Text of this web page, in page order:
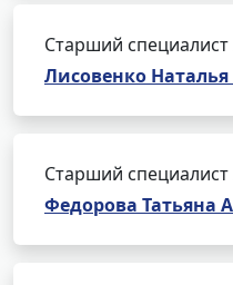
Старший специалист
Лисовенко
Старший специалист
Федорова Татьяна